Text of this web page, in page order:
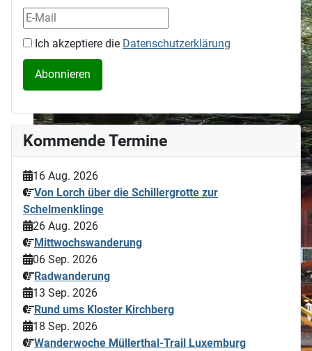
Ich akzeptiere die Datenschutzerklärung
Kommende Termine
16 Aug. 2026
Von Lorch über die Schillergrotte zur
Schelmenklinge
26 Aug. 2026
Mittwochswanderung
06 Sep. 2026
Radwanderung
13 Sep. 2026
Rund ums Kloster Kirchberg
18 Sep. 2026
Wanderwoche Müllerthal-Trail Luxemburg